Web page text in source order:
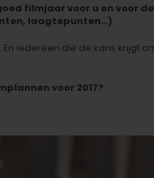
filmjaar voor u en voor
laagtepunten…)
En iedereen die de kans krijgt
voor 2017?